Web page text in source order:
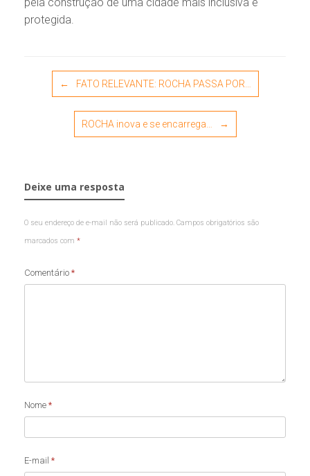
protegida.
Post navigation
← FATO RELEVANTE: ROCHA PASSA POR…
ROCHA inova e se encarrega… →
Deixe uma resposta
O seu endereço de e-mail não será publicado. Campos obrigatórios são
marcados com *
Comentário *
Nome *
E-mail *